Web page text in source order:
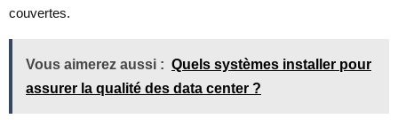
couvertes.
Vous aimerez aussi : Quels systèmes installer pour
assurer la qualité des data center ?